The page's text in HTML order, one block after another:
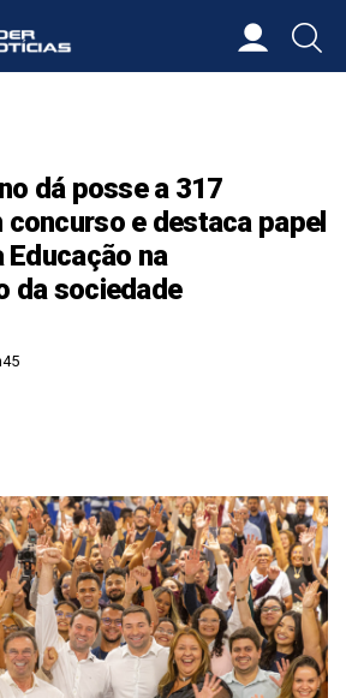
dá posse a 317
e destaca papel
na
da sociedade